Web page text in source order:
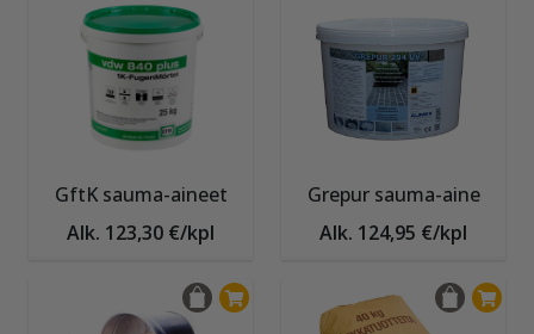
GftK sauma-aineet
Alk. 123,30 €/kpl
Grepur sauma-aine
Alk. 124,95 €/kpl